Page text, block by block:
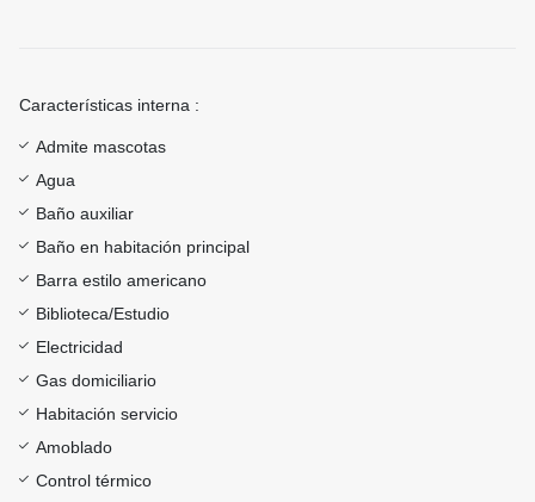
Características interna :
Admite mascotas
Agua
Baño auxiliar
Baño en habitación principal
Barra estilo americano
Biblioteca/Estudio
Electricidad
Gas domiciliario
Habitación servicio
Amoblado
Control térmico